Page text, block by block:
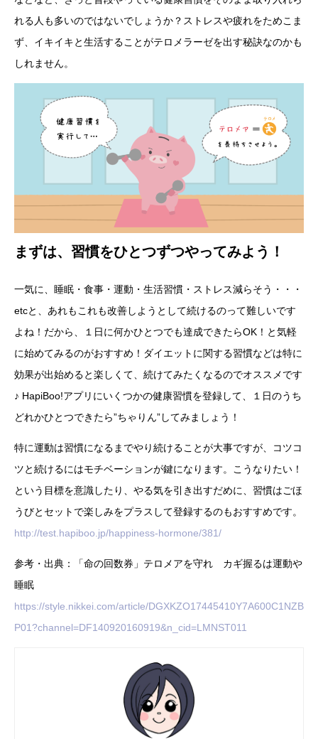
れる人も多いのではないでしょうか？ストレスや疲れをためこま
ず、イキイキと生活することがテロメラーゼを出す秘訣なのかも
しれません。
まずは、習慣をひとつずつやってみよう！
一気に、睡眠・食事・運動・生活習慣・ストレス減らそう・・・
etcと、あれもこれも改善しようとして続けるのって難しいです
よね！だから、１日に何かひとつでも達成できたらOK！と気軽
に始めてみるのがおすすめ！ダイエットに関する習慣などは特に
効果が出始めると楽しくて、続けてみたくなるのでオススメです
♪ HapiBoo!アプリにいくつかの健康習慣を登録して、１日のうち
どれかひとつできたら”ちゃりん”してみましょう！
特に運動は習慣になるまでやり続けることが大事ですが、コツコ
ツと続けるにはモチベーションが鍵になります。こうなりたい！
という目標を意識したり、やる気を引き出すだめに、習慣はごほ
うびとセットで楽しみをプラスして登録するのもおすすめです。
http://test.hapiboo.jp/happiness-hormone/381/
参考・出典：「命の回数券」テロメアを守れ カギ握るは運動や
睡眠
https://style.nikkei.com/article/DGXKZO17445410Y7A600C1NZB
P01?channel=DF140920160919&n_cid=LMNST011